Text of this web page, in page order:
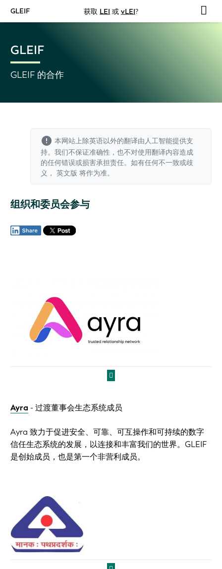
GLEIF 获取 LEI 或 vLEI?
GLEIF
GLEIF 的合作
本网站上除英语以外的翻译由人工智能提供支
持。我们不保证准确性，也不对使用翻译内容造成
的任何错误或损害承担责任。如有任何不一致或歧
义， 英文版 将作为准。
组织和委员会参与
Ayra - 过渡董事会生态系统成员
Ayra 致力于促进安全、可靠、可互操作和可持续的数字
信任生态系统的发展，以连接和丰富我们的世界。GLEIF
是创始成员，也是第一个非营利成员。